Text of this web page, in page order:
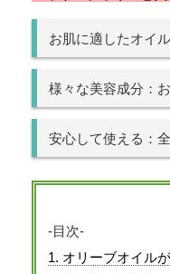
お肌に適したオイ
様々な美容成分：
安心して使える：
-目次-
1. オリーブオイル